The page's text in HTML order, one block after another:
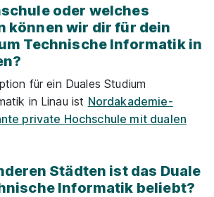
oder welches
können wir dir für dein
Technische Informatik in
für ein Duales Studium
in Linau ist Nordakademie-
private Hochschule mit dualen
Städten ist das Duale
Informatik beliebt?